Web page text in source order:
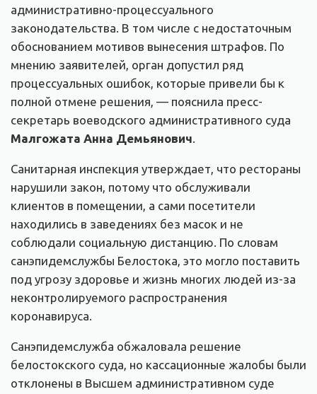
административно-процессуального
законодательства. В том числе с недостаточным
обоснованием мотивов вынесения штрафов. По
мнению заявителей, орган допустил ряд
процессуальных ошибок, которые привели бы к
полной отмене решения, — пояснила пресс-
секретарь воеводского административного суда
Малгожата Анна Демьянович.
Санитарная инспекция утверждает, что рестораны
нарушили закон, потому что обслуживали
клиентов в помещении, а сами посетители
находились в заведениях без масок и не
соблюдали социальную дистанцию. По словам
санэпидемслужбы Белостока, это могло поставить
под угрозу здоровье и жизнь многих людей из-за
неконтролируемого распространения
коронавируса.
Санэпидемслужба обжаловала решение
белостокского суда, но кассационные жалобы были
отклонены в Высшем административном суде